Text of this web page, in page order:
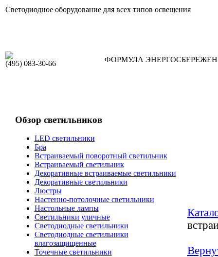
Светодиодное оборудование для всех типов освещения
(495) 083-30-66 ФОРМУЛА
Обзор светильников
LED светильники
Бра
Встраиваемый поворотный светильник
Встраиваемый светильник
Декоративные встраиваемые светильники
Декоративные светильники
Люстры
Настенно-потолочные светильники
Настольные лампы
Светильники уличные
Светодиодные светильники
Светодиодные светильники
влагозащищенные
Точечные светильники